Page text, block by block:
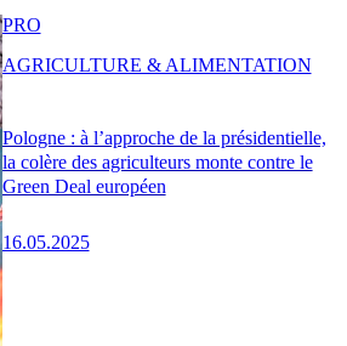
Pologne : à l’approche de la présidentielle,
la colère des agriculteurs monte contre le
Green Deal européen
16.05.2025
PRO
AGRICULTURE & ALIMENTATION